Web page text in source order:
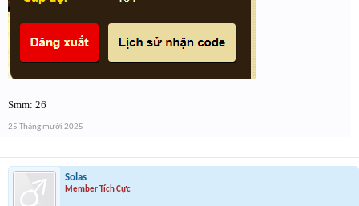
Smm: 26
25 Tháng mười 2025
Solas
Member Tích Cực